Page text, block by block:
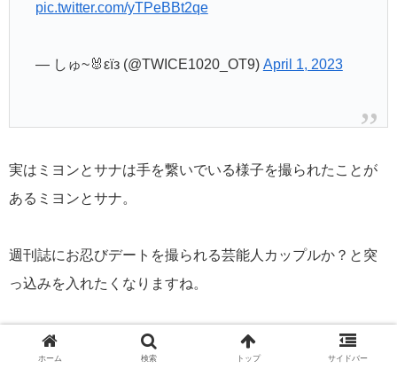
pic.twitter.com/yTPeBBt2qe
— しゅ~🐰εïз (@TWICE1020_OT9) April 1, 2023
実はミヨンとサナは手を繋いでいる様子を撮られたことが
あるミヨンとサナ。
週刊誌にお忍びデートを撮られる芸能人カップルか？と突
っ込みを入れたくなりますね。
この日は韓国アイドル「Red Velvet（レッドベルベッ
ホーム 検索 トップ サイドバー